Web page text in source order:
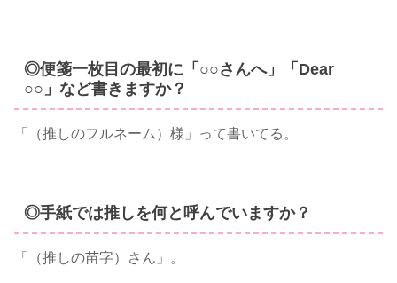
◎便箋一枚目の最初に「○○さんへ」「Dear
○○」など書きますか？
「（推しのフルネーム）様」って書いてる。
◎手紙では推しを何と呼んでいますか？
「（推しの苗字）さん」。